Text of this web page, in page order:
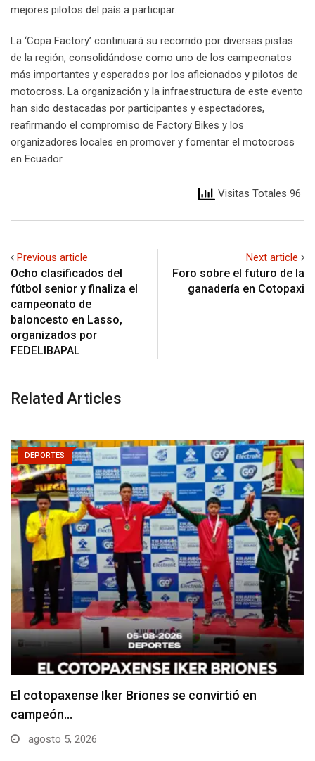
mejores pilotos del país a participar.
La ‘Copa Factory’ continuará su recorrido por diversas pistas
de la región, consolidándose como uno de los campeonatos
más importantes y esperados por los aficionados y pilotos de
motocross. La organización y la infraestructura de este evento
han sido destacadas por participantes y espectadores,
reafirmando el compromiso de Factory Bikes y los
organizadores locales en promover y fomentar el motocross
en Ecuador.
Visitas Totales 96
Previous article
Ocho clasificados del
fútbol senior y finaliza el
campeonato de
baloncesto en Lasso,
organizados por
FEDELIBAPAL
Next article
Foro sobre el futuro de la
ganadería en Cotopaxi
Related Articles
DEPORTES
El club básico Huracán conmemoró 50 años de…
junio 21, 2026